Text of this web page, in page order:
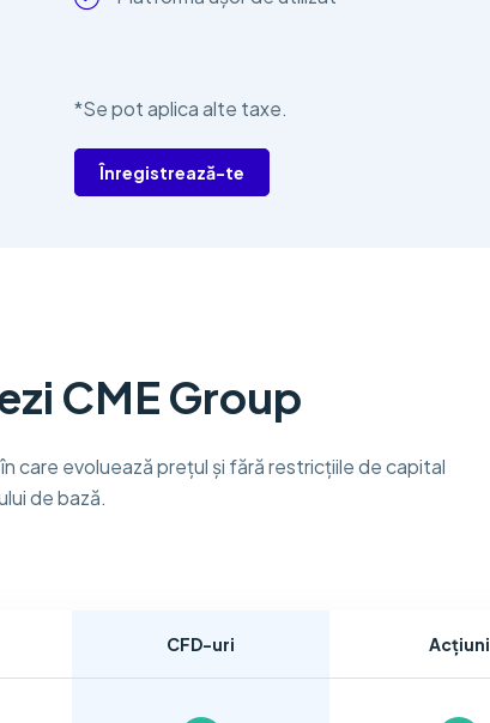
*Se pot aplica alte taxe.
Înregistrează-te
CME Group
care evoluează prețul și fără restricțiile de capital
de bază.
CFD-uri Acțiuni